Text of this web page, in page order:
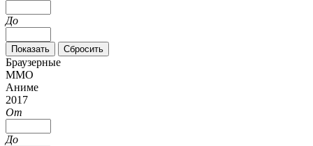
До
Браузерные
MMO
Аниме
2017
От
До